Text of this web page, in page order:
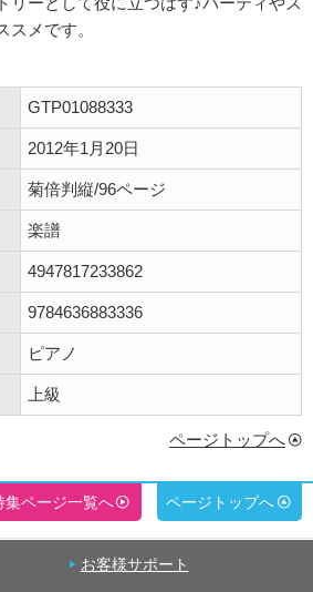
スメです。
GTP01088333
2012年1月20日
菊倍判縦/96ページ
楽譜
4947817233862
9784636883336
ピアノ
上級
ページトップへ
集ページ一覧へ ページトップへ
お客様サポート